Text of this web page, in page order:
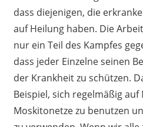
dass diejenigen, die
auf Heilung haben. Die
nur ein Teil des Kampfes
dass jeder Einzelne seinen
der Krankheit zu schützen.
Beispiel, sich regelmäßig
Moskitonetze zu benutzen